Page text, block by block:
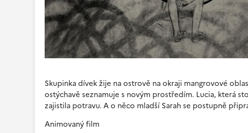
Skupinka dívek žije na ostrově na okraji mangrovové
ostýchavě seznamuje s novým prostředím. Lucia, která
zajistila potravu. A o něco mladší Sarah se postupně
Animovaný film